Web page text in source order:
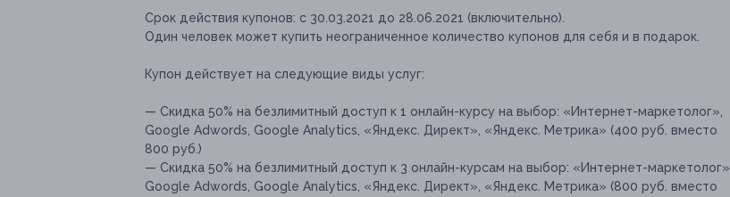
Срок действия купонов: с 30.03.2021 до 28.06.2021 (включительно).
Один человек может купить неограниченное количество купонов для себя и в подарок.
Купон действует на следующие виды услуг:
— Скидка 50% на безлимитный доступ к 1 онлайн-курсу на выбор: «Интернет-маркетолог»,
Google Adwords, Google Analytics, «Яндекс. Директ», «Яндекс. Метрика» (400 руб. вместо
800 руб.)
— Скидка 50% на безлимитный доступ к 3 онлайн-курсам на выбор: «Интернет-маркетолог»,
Google Adwords, Google Analytics, «Яндекс. Директ», «Яндекс. Метрика» (800 руб. вместо